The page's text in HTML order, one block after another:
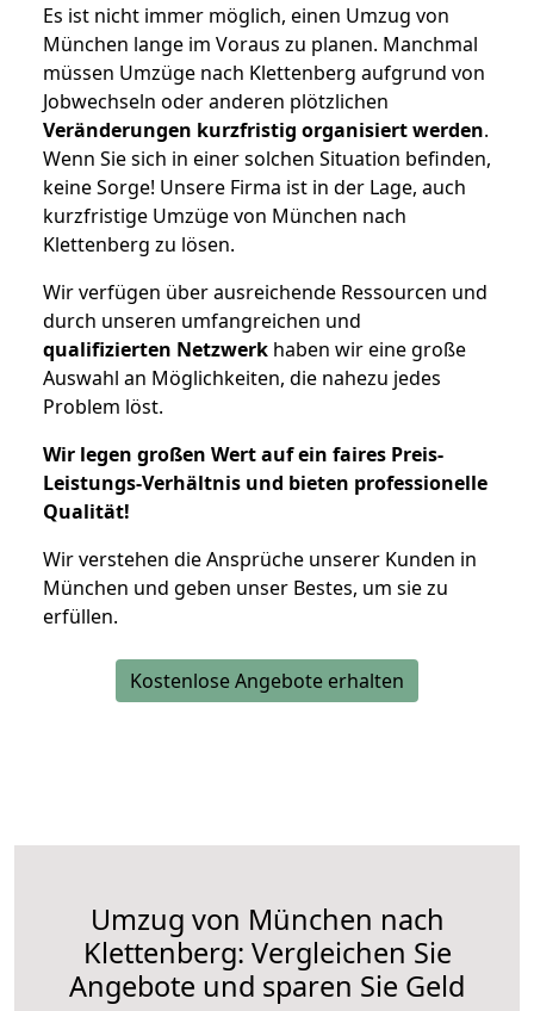
Es ist nicht immer möglich, einen Umzug von
München lange im Voraus zu planen. Manchmal
müssen Umzüge nach Klettenberg aufgrund von
Jobwechseln oder anderen plötzlichen
Veränderungen kurzfristig organisiert werden.
Wenn Sie sich in einer solchen Situation befinden,
keine Sorge! Unsere Firma ist in der Lage, auch
kurzfristige Umzüge von München nach
Klettenberg zu lösen.
Wir verfügen über ausreichende Ressourcen und
durch unseren umfangreichen und
qualifizierten Netzwerk haben wir eine große
Auswahl an Möglichkeiten, die nahezu jedes
Problem löst.
Wir legen großen Wert auf ein faires Preis-
Leistungs-Verhältnis und bieten professionelle
Qualität!
Wir verstehen die Ansprüche unserer Kunden in
München und geben unser Bestes, um sie zu
erfüllen.
Kostenlose Angebote erhalten
Umzug von München nach
Klettenberg: Vergleichen Sie
Angebote und sparen Sie Geld